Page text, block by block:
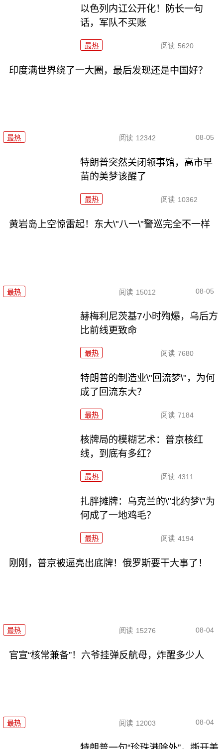
以色列内讧公开化！防长一句
话，军队不买账
最热 阅读 5620
印度满世界绕了一大圈，最后发现还是中国好？
最热 阅读 12342 08-05
特朗普突然关闭领事馆，高市早
苗的美梦该醒了
最热 阅读 10362
黄岩岛上空惊雷起！东大\"八一\"警巡完全不一样
最热 阅读 15012 08-05
赫梅利尼茨基7小时殉爆，乌后方
比前线更致命
最热 阅读 7680
特朗普的制造业\"回流梦\"，为何
成了回流东大？
最热 阅读 7184
核牌局的模糊艺术：普京核红
线，到底有多红？
最热 阅读 4311
扎胖摊牌：乌克兰的\"北约梦\"为
何成了一地鸡毛？
最热 阅读 4194
刚刚，普京被逼亮出底牌！俄罗斯要干大事了！
最热 阅读 15276 08-04
官宣“核常兼备”！六爷挂弹反航母，炸醒多少人
最热 阅读 12003 08-04